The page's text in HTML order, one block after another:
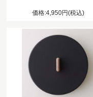
価格:4,950円(税込)